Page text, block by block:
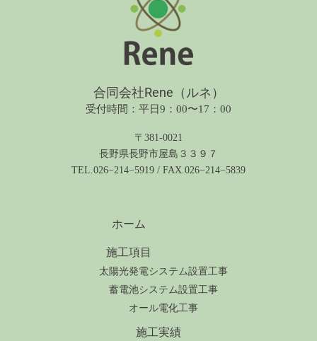
合同会社Rene（ルネ）
受付時間：平日9：00〜17：00
〒381-0021
長野県長野市屋島３３９７
TEL.026−214−5919 / FAX.026−214−5839
ホーム
施工項目
太陽光発電システム設置工事
蓄電池システム設置工事
オール電化工事
施工実績